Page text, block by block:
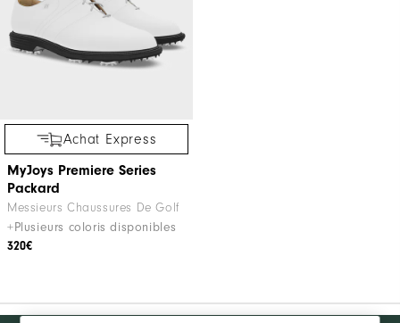
Achat Express
MyJoys Premiere Series
Packard
Messieurs Chaussures De Golf
+Plusieurs coloris disponibles
320€